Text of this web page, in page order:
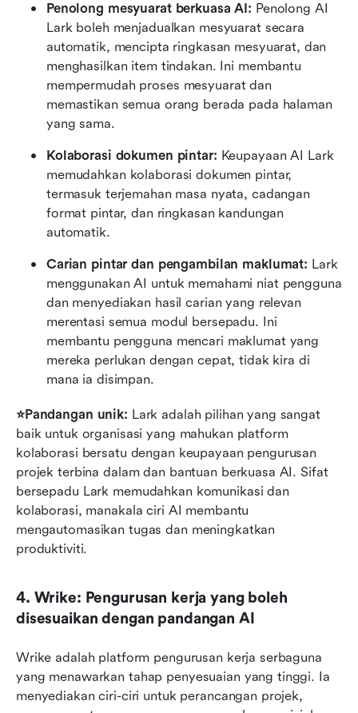
Penolong mesyuarat berkuasa AI: Penolong AI
Lark boleh menjadualkan mesyuarat secara
automatik, mencipta ringkasan mesyuarat, dan
menghasilkan item tindakan. Ini membantu
mempermudah proses mesyuarat dan
memastikan semua orang berada pada halaman
yang sama.
Kolaborasi dokumen pintar: Keupayaan AI Lark
memudahkan kolaborasi dokumen pintar,
termasuk terjemahan masa nyata, cadangan
format pintar, dan ringkasan kandungan
automatik.
Carian pintar dan pengambilan maklumat: Lark
menggunakan AI untuk memahami niat pengguna
dan menyediakan hasil carian yang relevan
merentasi semua modul bersepadu. Ini
membantu pengguna mencari maklumat yang
mereka perlukan dengan cepat, tidak kira di
mana ia disimpan.
⭐Pandangan unik: Lark adalah pilihan yang sangat
baik untuk organisasi yang mahukan platform
kolaborasi bersatu dengan keupayaan pengurusan
projek terbina dalam dan bantuan berkuasa AI. Sifat
bersepadu Lark memudahkan komunikasi dan
kolaborasi, manakala ciri AI membantu
mengautomasikan tugas dan meningkatkan
produktiviti.
4. Wrike: Pengurusan kerja yang boleh
disesuaikan dengan pandangan AI
Wrike adalah platform pengurusan kerja serbaguna
yang menawarkan tahap penyesuaian yang tinggi. Ia
menyediakan ciri-ciri untuk perancangan projek,